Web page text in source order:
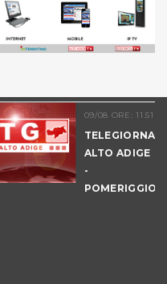
09/08 ORE: 11.51
ALTO ADIGE
-
POMERIGGIO